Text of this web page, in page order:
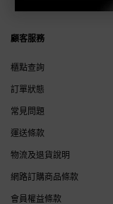
顧客服務
櫃點查詢
訂單狀態
常見問題
運送條款
物流及退貨說明
網路訂購商品條款
會員權益條款